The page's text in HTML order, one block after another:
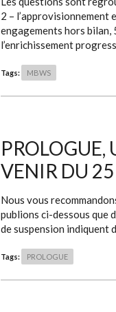
2 – l’approvisionnement
engagements hors bilan,
l’enrichissement
Tags: MBWS
PROLOGUE,
VENIR DU
Nous vous
publions ci-dessous que
de suspension indiquent
Tags: PROLOGUE